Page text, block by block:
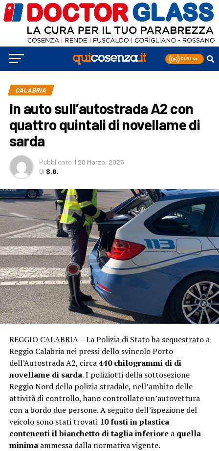
CALABRIA
In auto sull’autostrada A2 con
quattro quintali di novellame di
sarda
Pubblicato il 20 Marzo, 2025
Di S.G.
REGGIO CALABRIA – La Polizia di Stato ha sequestrato a
Reggio Calabria nei pressi dello svincolo Porto
dell’Autostrada A2, circa440 chilogrammi di di
novellame di sarda. I poliziotti della sottosezione
Reggio Nord della polizia stradale, nell’ambito delle
attività di controllo, hano controllato un’autovettura
con a bordo due persone. A seguito dell’ispezione del
veicolo sono stati trovati 10 fusti in plastica
contenenti il bianchetto di taglia inferiorea quella
minimaammessa dalla normativa vigente.